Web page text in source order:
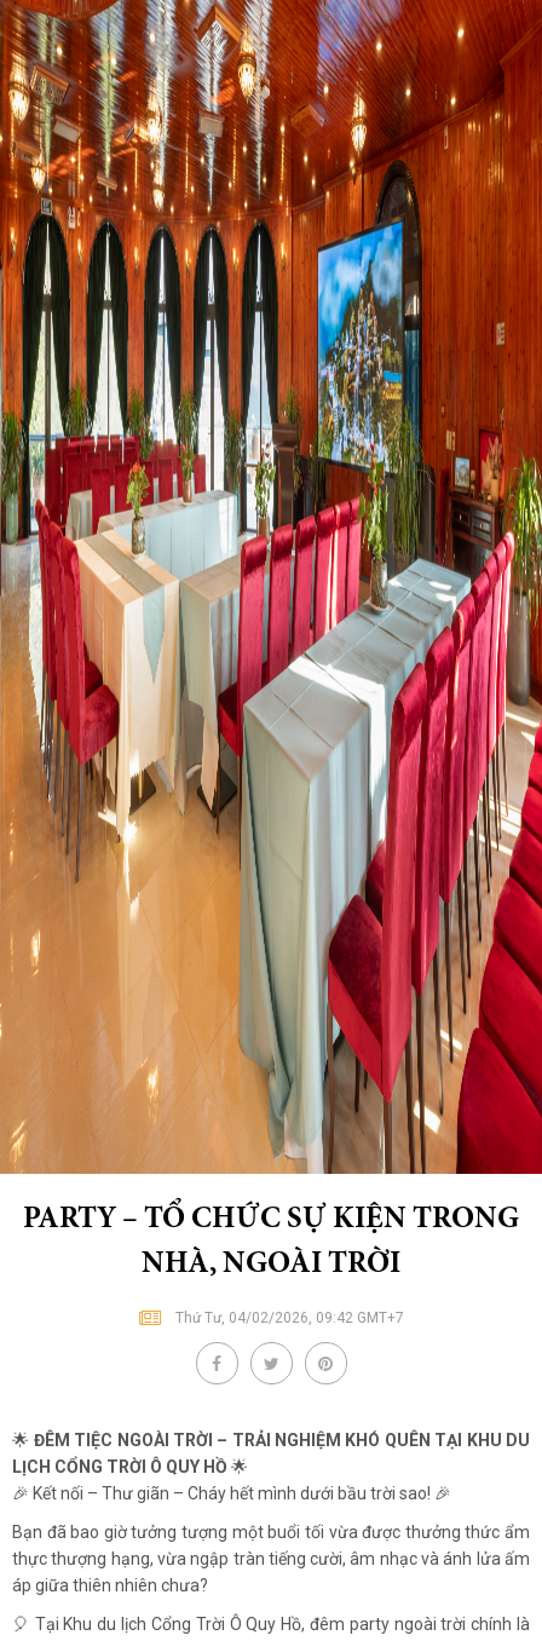
PARTY – TỔ CHỨC SỰ KIỆN TRONG
NHÀ, NGOÀI TRỜI
Thứ Tư, 04/02/2026, 09:42 GMT+7
🌟 ĐÊM TIỆC NGOÀI TRỜI – TRẢI NGHIỆM KHÓ QUÊN TẠI KHU DU
LỊCH CỔNG TRỜI Ô QUY HỒ 🌟
🎉 Kết nối – Thư giãn – Cháy hết mình dưới bầu trời sao! 🎉
Bạn đã bao giờ tưởng tượng một buổi tối vừa được thưởng thức ẩm
thực thượng hạng, vừa ngập tràn tiếng cười, âm nhạc và ánh lửa ấm
áp giữa thiên nhiên chưa?
🎈 Tại Khu du lịch Cổng Trời Ô Quy Hồ, đêm party ngoài trời chính là